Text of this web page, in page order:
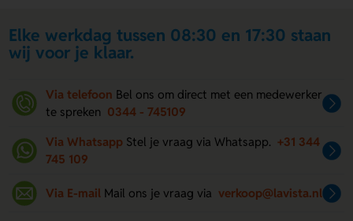
Elke werkdag tussen 08:30 en 17:30 staan
wij voor je klaar.
Via telefoon Bel ons om direct met een medewerker
te spreken 0344 - 745109
Via Whatsapp Stel je vraag via Whatsapp. +31 344
745 109
Via E-mail Mail ons je vraag via verkoop@lavista.nl